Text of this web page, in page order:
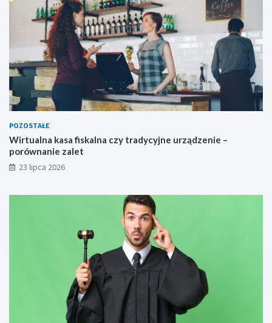
POZOSTAŁE
Wirtualna kasa fiskalna czy tradycyjne urządzenie –
porównanie zalet
23 lipca 2026